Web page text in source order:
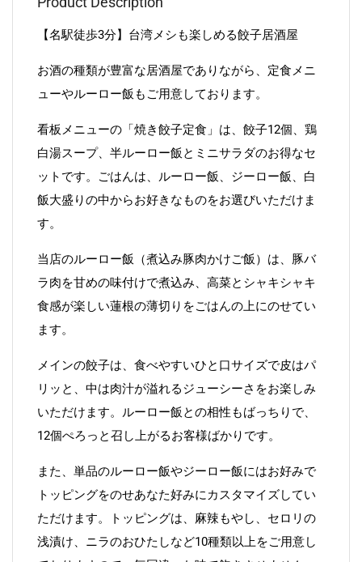
【名駅徒歩3分】台湾メシも楽しめる餃子居酒屋
お酒の種類が豊富な居酒屋でありながら、定食メニ
ューやルーロー飯もご用意しております。
看板メニューの「焼き餃子定食」は、餃子12個、鶏
白湯スープ、半ルーロー飯とミニサラダのお得なセ
ットです。ごはんは、ルーロー飯、ジーロー飯、白
飯大盛りの中からお好きなものをお選びいただけま
す。
当店のルーロー飯（煮込み豚肉かけご飯）は、豚バ
ラ肉を甘めの味付けで煮込み、高菜とシャキシャキ
食感が楽しい蓮根の薄切りをごはんの上にのせてい
ます。
メインの餃子は、食べやすいひと口サイズで皮はパ
リッと、中は肉汁が溢れるジューシーさをお楽しみ
いただけます。ルーロー飯との相性もばっちりで、
12個ぺろっと召し上がるお客様ばかりです。
また、単品のルーロー飯やジーロー飯にはお好みで
トッピングをのせあなた好みにカスタマイズしてい
ただけます。トッピングは、麻辣もやし、セロリの
浅漬け、ニラのおひたしなど10種類以上をご用意し